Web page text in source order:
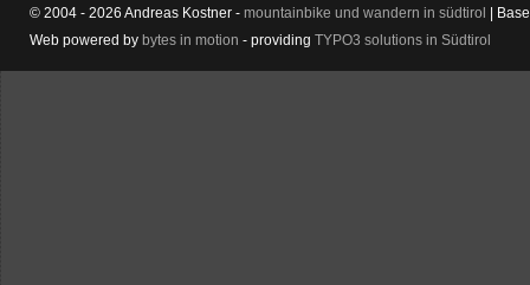
© 2004 - 2026 Andreas Kostner - mountainbike und wandern in südtirol |
Web powered by bytes in motion - providing TYPO3 solutions in Südtirol